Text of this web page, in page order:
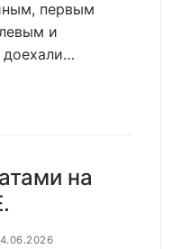
первым
и
на